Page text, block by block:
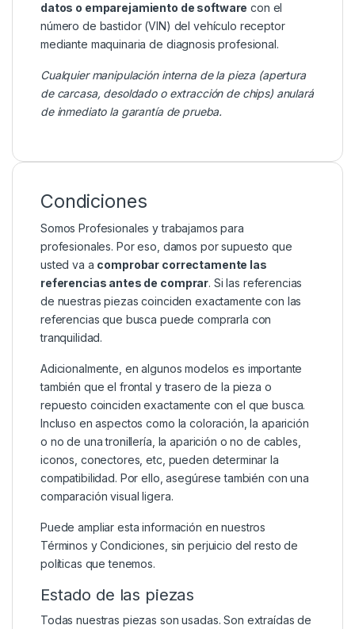
datos o emparejamiento de software con el
número de bastidor (VIN) del vehículo receptor
mediante maquinaria de diagnosis profesional.
Cualquier manipulación interna de la pieza (apertura
de carcasa, desoldado o extracción de chips) anulará
de inmediato la garantía de prueba.
Condiciones
Somos Profesionales y trabajamos para
profesionales. Por eso, damos por supuesto que
usted va a comprobar correctamente las
referencias antes de comprar. Si las referencias
de nuestras piezas coinciden exactamente con las
referencias que busca puede comprarla con
tranquilidad.
Adicionalmente, en algunos modelos es importante
también que el frontal y trasero de la pieza o
repuesto coinciden exactamente con el que busca.
Incluso en aspectos como la coloración, la aparición
o no de una tronillería, la aparición o no de cables,
iconos, conectores, etc, pueden determinar la
compatibilidad. Por ello, asegúrese también con una
comparación visual ligera.
Puede ampliar esta información en nuestros
Términos y Condiciones , sin perjuicio del resto de
políticas que tenemos.
Estado de las piezas
Todas nuestras piezas son usadas. Son extraídas de